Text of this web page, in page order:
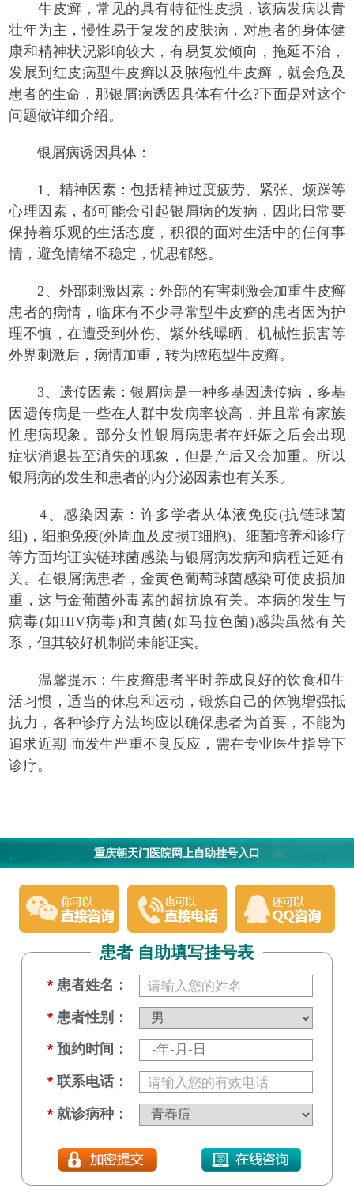
牛皮癣，常见的具有特征性皮损，该病发病以青
壮年为主，慢性易于复发的皮肤病，对患者的身体健
康和精神状况影响较大，有易复发倾向，拖延不治，
发展到红皮病型牛皮癣以及脓疱性牛皮癣，就会危及
患者的生命，那银屑病诱因具体有什么?下面是对这个
问题做详细介绍。
银屑病诱因具体：
1、精神因素：包括精神过度疲劳、紧张、烦躁等
心理因素，都可能会引起银屑病的发病，因此日常要
保持着乐观的生活态度，积很的面对生活中的任何事
情，避免情绪不稳定，忧思郁怒。
2、外部刺激因素：外部的有害刺激会加重牛皮癣
患者的病情，临床有不少寻常型牛皮癣的患者因为护
理不慎，在遭受到外伤、紫外线曝晒、机械性损害等
外界刺激后，病情加重，转为脓疱型牛皮癣。
3、遗传因素：银屑病是一种多基因遗传病，多基
因遗传病是一些在人群中发病率较高，并且常有家族
性患病现象。部分女性银屑病患者在妊娠之后会出现
症状消退甚至消失的现象，但是产后又会加重。所以
银屑病的发生和患者的内分泌因素也有关系。
4、感染因素：许多学者从体液免疫(抗链球菌
组)，细胞免疫(外周血及皮损T细胞)、细菌培养和诊疗
等方面均证实链球菌感染与银屑病发病和病程迁延有
关。在银屑病患者，金黄色葡萄球菌感染可使皮损加
重，这与金葡菌外毒素的超抗原有关。本病的发生与
病毒(如HIV病毒)和真菌(如马拉色菌)感染虽然有关
系，但其较好机制尚未能证实。
温馨提示：牛皮癣患者平时养成良好的饮食和生
活习惯，适当的休息和运动，锻炼自己的体魄增强抵
抗力，各种诊疗方法均应以确保患者为首要，不能为
追求近期 而发生严重不良反应，需在专业医生指导下
诊疗。
重庆朝天门医院网上自助挂号入口
患者 自助填写挂号表
* 患者姓名：
* 患者性别：
* 预约时间：
* 联系电话：
* 就诊病种：